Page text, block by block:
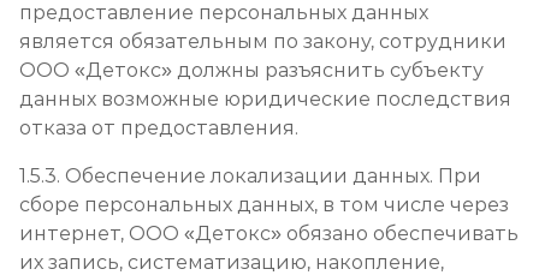
предоставление персональных данных
является обязательным по закону, сотрудники
ООО «Детокс» должны разъяснить субъекту
данных возможные юридические последствия
отказа от предоставления.
1.5.3. Обеспечение локализации данных. При
сборе персональных данных, в том числе через
интернет, ООО «Детокс» обязано обеспечивать
их запись, систематизацию, накопление,